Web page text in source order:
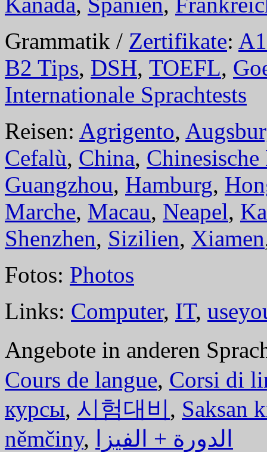
Grammatik / Zertifikate: A1
B2 Tips, DSH, TOEFL,
Internationale Sprachtests
Reisen: Agrigento,
Cefalù, China, Chinesische
Guangzhou, Hamburg,
Marche, Macau, Neapel,
Shenzhen, Sizilien, Xiamen
Fotos: Photos
Links: Computer, IT,
Angebote in anderen
Cours de langue, Corsi di
курсы, 시험대비, Saksan
němčiny, الدورة + الفيزا